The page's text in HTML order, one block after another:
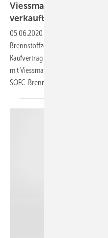
Viessmann hat Hexis-
verkauft
05.06.2020
Brennstoffzellenspezialisten Hexis
Kaufvertrag beinhaltet auch eine
mit Viessmann bei der Lieferung
SOFC-Brennstoffzellenmodulen.